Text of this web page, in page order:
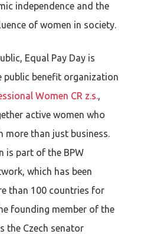
independence and the
of women in society.
Equal Pay Day is
public benefit organization
Women CR z.s.,
active women who
more than just business.
is part of the BPW
which has been
than 100 countries for
founding member of the
the Czech senator